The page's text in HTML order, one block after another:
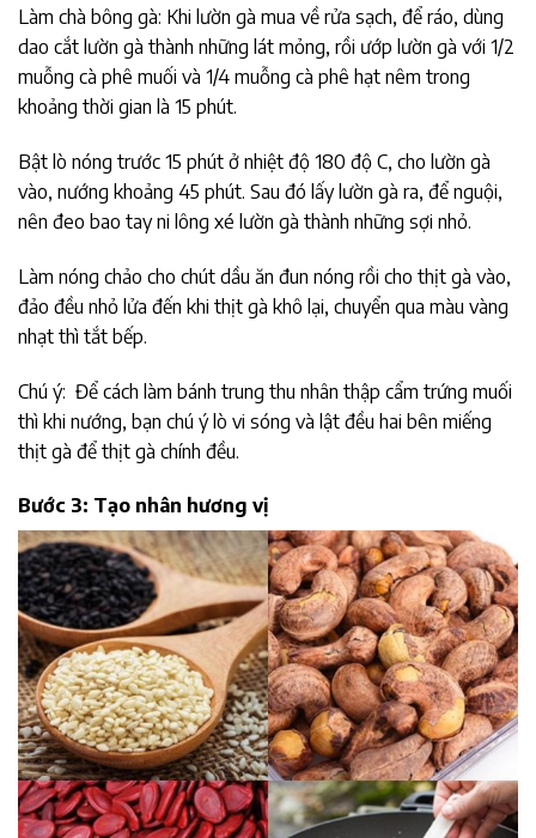
Làm chà bông gà: Khi lườn gà mua về rửa sạch, để ráo, dùng
dao cắt lườn gà thành những lát mỏng, rồi ướp lườn gà với 1/2
muỗng cà phê muối và 1/4 muỗng cà phê hạt nêm trong
khoảng thời gian là 15 phút.
Bật lò nóng trước 15 phút ở nhiệt độ 180 độ C, cho lườn gà
vào, nướng khoảng 45 phút. Sau đó lấy lườn gà ra, để nguội,
nên đeo bao tay ni lông xé lườn gà thành những sợi nhỏ.
Làm nóng chảo cho chút dầu ăn đun nóng rồi cho thịt gà vào,
đảo đều nhỏ lửa đến khi thịt gà khô lại, chuyển qua màu vàng
nhạt thì tắt bếp.
Chú ý: Để cách làm bánh trung thu nhân thập cẩm trứng muối
thì khi nướng, bạn chú ý lò vi sóng và lật đều hai bên miếng
thịt gà để thịt gà chính đều.
Bước 3: Tạo nhân hương vị